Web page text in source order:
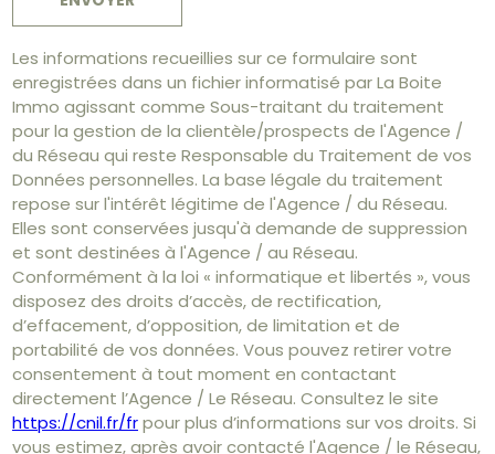
Les informations recueillies sur ce formulaire sont
enregistrées dans un fichier informatisé par La Boite
Immo agissant comme Sous-traitant du traitement
pour la gestion de la clientèle/prospects de l'Agence /
du Réseau qui reste Responsable du Traitement de vos
Données personnelles. La base légale du traitement
repose sur l'intérêt légitime de l'Agence / du Réseau.
Elles sont conservées jusqu'à demande de suppression
et sont destinées à l'Agence / au Réseau.
Conformément à la loi « informatique et libertés », vous
disposez des droits d’accès, de rectification,
d’effacement, d’opposition, de limitation et de
portabilité de vos données. Vous pouvez retirer votre
consentement à tout moment en contactant
directement l’Agence / Le Réseau. Consultez le site
https://cnil.fr/frpour plus d’informations sur vos droits. Si
vous estimez, après avoir contacté l'Agence / le Réseau,